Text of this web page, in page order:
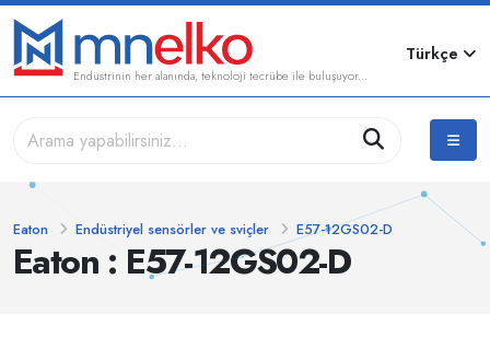
Endüstrinin her alanında, teknoloji tecrübe ile buluşuyor...
Türkçe
Eaton : E57-12GS02-D
Eaton Endüstriyel sensörler ve sviçler E57-12GS02-D